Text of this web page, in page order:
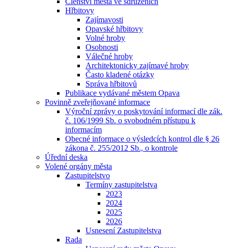
Hřbitovy
Zajímavosti
Opavské hřbitovy
Volné hroby
Osobnosti
Válečné hroby
Architektonicky zajímavé hroby
Často kladené otázky
Správa hřbitovů
Publikace vydávané městem Opava
Povinně zveřejňované informace
Výroční zprávy o poskytování informací dle zák.
č. 106/1999 Sb. o svobodném přístupu k
informacím
Obecné informace o výsledcích kontrol dle § 26
zákona č. 255/2012 Sb., o kontrole
Úřední deska
Volené orgány města
Zastupitelstvo
Termíny zastupitelstva
2023
2024
2025
2026
Usnesení Zastupitelstva
Rada